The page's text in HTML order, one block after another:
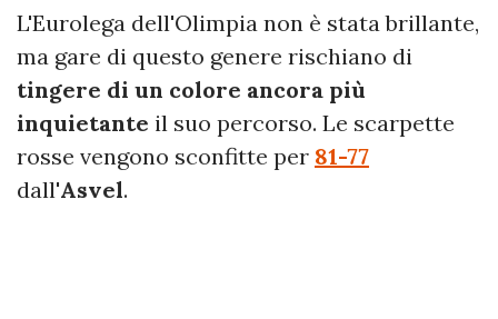
L'Eurolega dell'Olimpia non è stata brillante,
ma gare di questo genere rischiano di
tingere di un colore ancora più
inquietante il suo percorso. Le scarpette
rosse vengono sconfitte per 81-77
dall'Asvel.